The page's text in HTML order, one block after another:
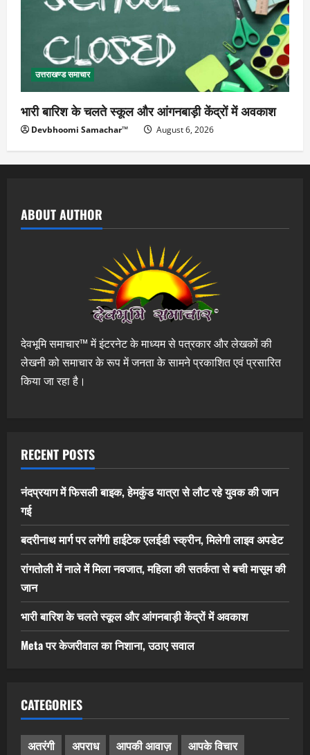
उत्तराखण्ड समाचार
भारी बारिश के चलते स्कूल और आंगनबाड़ी केंद्रों में अवकाश
Devbhoomi Samachar™ August 6, 2026
ABOUT AUTHOR
देवभूमि समाचार™ में इंटरनेट के माध्यम से पत्रकार और लेखकों की
लेखनी को समाचार के रूप में जनता के सामने प्रकाशित एवं प्रसारित
किया जा रहा है।
RECENT POSTS
नंदप्रयाग में फिसली बाइक, हेमकुंड यात्रा से लौट रहे युवक की जान
गई
बदरीनाथ मार्ग पर लगेंगी हाईटेक एलईडी स्क्रीन, मिलेगी लाइव अपडेट
रांगतोली में नाले में मिला नवजात, महिला की सतर्कता से बची मासूम की
जान
भारी बारिश के चलते स्कूल और आंगनबाड़ी केंद्रों में अवकाश
Meta पर केजरीवाल का निशाना, उठाए सवाल
CATEGORIES
अतरंगी अपराध आपकी आवाज़
आपके विचार